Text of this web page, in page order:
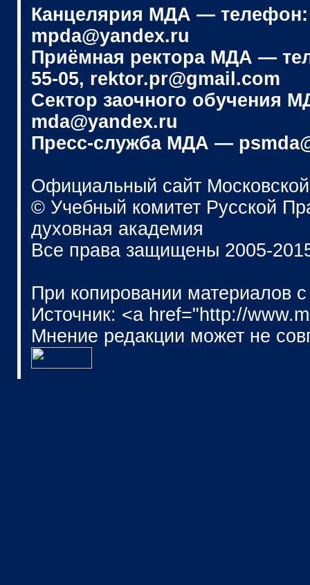
Канцелярия МДА — телефон:
mpda@yandex.ru
Приёмная ректора МДА —
55-05, rektor.pr@gmail.com
Сектор заочного обучения
mda@yandex.ru
Пресс-служба МДА —
Официальный сайт
© Учебный комитет Русской
духовная академия
Все права защищены 2005-
При копировании материалов
Источник: <a href="http://
Мнение редакции может не